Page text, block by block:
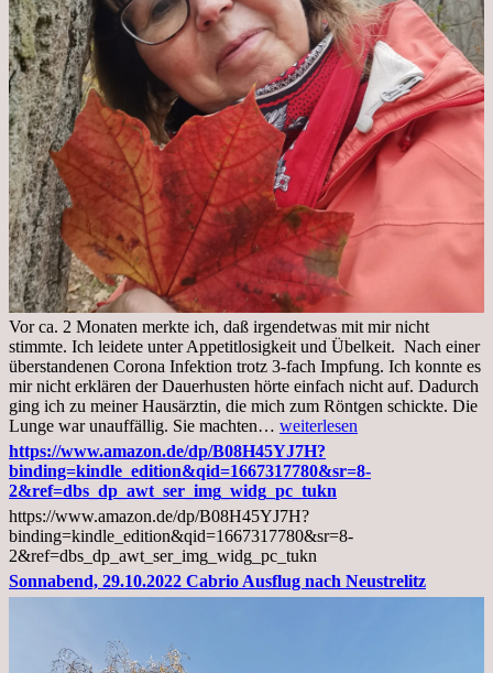
Vor ca. 2 Monaten merkte ich, daß irgendetwas mit mir nicht
stimmte. Ich leidete unter Appetitlosigkeit und Übelkeit. Nach einer
überstandenen Corona Infektion trotz 3-fach Impfung. Ich konnte es
mir nicht erklären der Dauerhusten hörte einfach nicht auf. Dadurch
ging ich zu meiner Hausärztin, die mich zum Röntgen schickte. Die
Lunge war unauffällig. Sie machten… Mittwoch,
02.11.2022,
Arztgespräch
und
Diagnose
Lebermetastasen
weiterlesen
https://www.amazon.de/dp/B08H45YJ7H?
binding=kindle_edition&qid=1667317780&sr=8-
2&ref=dbs_dp_awt_ser_img_widg_pc_tukn
https://www.amazon.de/dp/B08H45YJ7H?
binding=kindle_edition&qid=1667317780&sr=8-
2&ref=dbs_dp_awt_ser_img_widg_pc_tukn
Sonnabend, 29.10.2022 Cabrio Ausflug nach Neustrelitz